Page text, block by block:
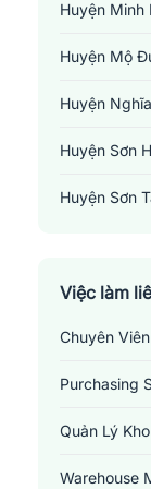
Huyện Minh
Huyện Mộ
Huyện
Huyện Sơn
Huyện Sơn
Huyện Tây
Huyện Trà
Huyện Tư
Thành Phố
Việc làm
Chuyên
Purchasing
Quản Lý
Warehouse